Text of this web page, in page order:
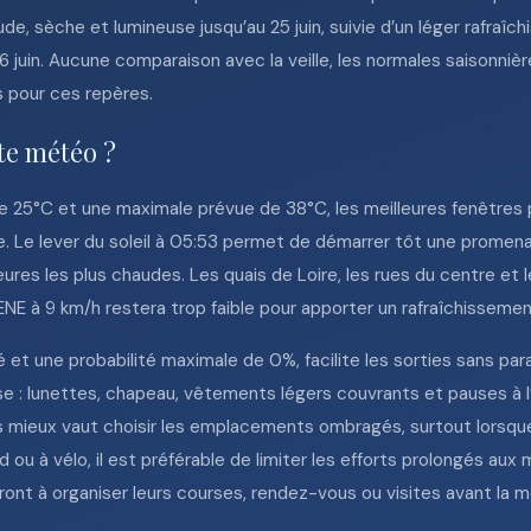
sèche et lumineuse jusqu’au 25 juin, suivie d’un léger
juin. Aucune comparaison avec la veille, les normales
ces repères.
météo ?
et une maximale prévue de 38°C, les meilleures
lever du soleil à 05:53 permet de démarrer tôt une
les plus chaudes. Les quais de Loire, les rues du centre
à 9 km/h restera trop faible pour apporter un
une probabilité maximale de 0%, facilite les sorties sans
: lunettes, chapeau, vêtements légers couvrants et pauses à
vaut choisir les emplacements ombragés, surtout
ou à vélo, il est préférable de limiter les efforts prolongés aux
à organiser leurs courses, rendez-vous ou visites avant la